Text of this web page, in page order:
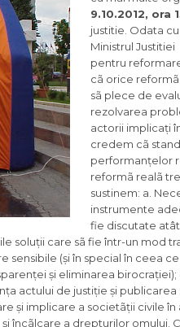
9.10.2012, ora
justitie. Odata
Ministrul
pentru
cã orice
sã plece de
rezolvarea
actorii implicați
credem cã
performanțelor
reformã realã
sustinem: a.
instrumente
fie discutate
soluții care sã fie într-un mod
sensibile (și în special în ceea
și eliminarea
actului de justiție și
și implicare a societãții civile
a drepturilor omului.